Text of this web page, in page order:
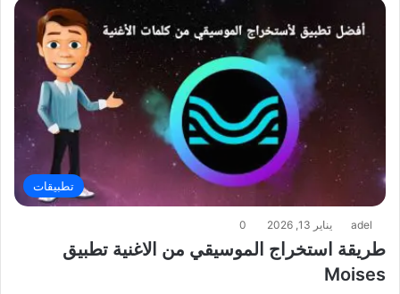
تطبيقات
adel يناير 13, 2026 0
طريقة استخراج الموسيقي من الاغنية تطبيق
Moises